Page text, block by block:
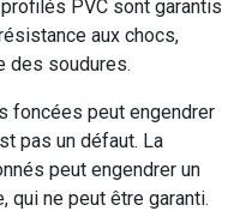
PVC sont garantis
aux chocs,
des soudures.
foncées peut engendrer
pas un défaut. La
peut engendrer un
qui ne peut être garanti.